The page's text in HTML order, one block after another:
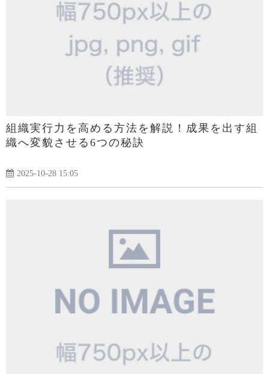
組織実行力を高める方法を解説！成果を出す組
織へ変貌させる6つの秘訣
2025-10-28 15:05